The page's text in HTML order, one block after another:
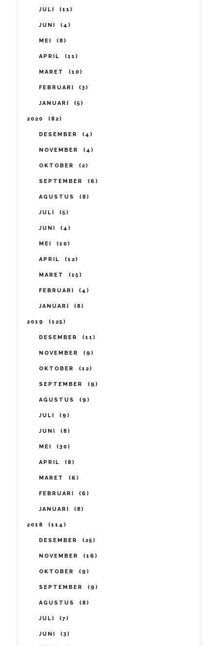
JULI 11
JUNI 4
MEI 8
APRIL 11
MARET 10
FEBRUARI 3
JANUARI 5
2020 82
DESEMBER 4
NOVEMBER 4
OKTOBER 2
SEPTEMBER 6
AGUSTUS 8
JULI 5
JUNI 4
MEI 10
APRIL 12
MARET 15
FEBRUARI 4
JANUARI 8
2019 125
DESEMBER 11
NOVEMBER 9
OKTOBER 12
SEPTEMBER 9
AGUSTUS 9
JULI 9
JUNI 8
MEI 30
APRIL 8
MARET 6
FEBRUARI 6
JANUARI 8
2018 114
DESEMBER 25
NOVEMBER 16
OKTOBER 9
SEPTEMBER 9
AGUSTUS 8
JULI 7
JUNI 3